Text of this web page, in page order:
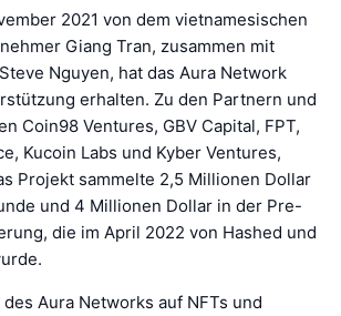
2021 von dem vietnamesischen
Giang Tran, zusammen mit
Nguyen, hat das Aura Network
erhalten. Zu den Partnern und
Coin98 Ventures, GBV Capital, FPT,
Kucoin Labs und Kyber Ventures,
Projekt sammelte 2,5 Millionen Dollar
und 4 Millionen Dollar in der Pre-
die im April 2022 von Hashed und
Aura Networks auf NFTs und